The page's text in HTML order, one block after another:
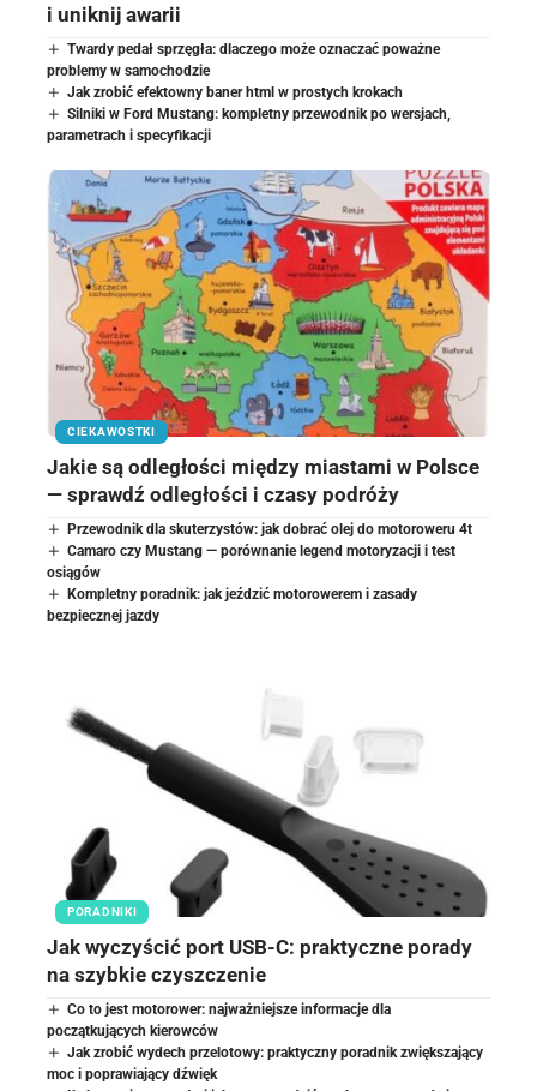
i uniknij awarii
Twardy pedał sprzęgła: dlaczego może oznaczać poważne
problemy w samochodzie
Jak zrobić efektowny baner html w prostych krokach
Silniki w Ford Mustang: kompletny przewodnik po wersjach,
parametrach i specyfikacji
CIEKAWOSTKI
Jakie są odległości między miastami w Polsce
— sprawdź odległości i czasy podróży
Przewodnik dla skuterzystów: jak dobrać olej do motoroweru 4t
Camaro czy Mustang — porównanie legend motoryzacji i test
osiągów
Kompletny poradnik: jak jeździć motorowerem i zasady
bezpiecznej jazdy
PORADNIKI
Jak wyczyścić port USB-C: praktyczne porady
na szybkie czyszczenie
Co to jest motorower: najważniejsze informacje dla
początkujących kierowców
Jak zrobić wydech przelotowy: praktyczny poradnik zwiększający
moc i poprawiający dźwięk